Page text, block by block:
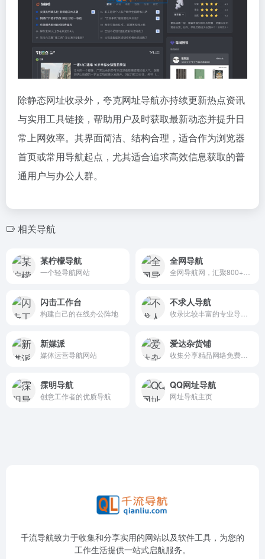
除静态网址收录外，夸克网址导航亦持续更新热点资讯
与实用工具链接，帮助用户及时获取最新动态并提升日
常上网效率。其界面简洁、结构合理，适合作为浏览器
首页或常用导航起点，尤其适合追求高效信息获取的普
通用户与办公人群。
相关导航
某柠檬导航
一个轻导航网站
全网导航
闪击工作台
构建自己的在线办公阵地
不求人导航
新媒派
媒体运营导航网站
爱达杂货铺
霂明导航
创意工作者的优质导航
QQ网址导航
网址导航主页
千流导航致力于收集和分享实用的网站以及软件工具，为您的
工作生活提供一站式启航服务。